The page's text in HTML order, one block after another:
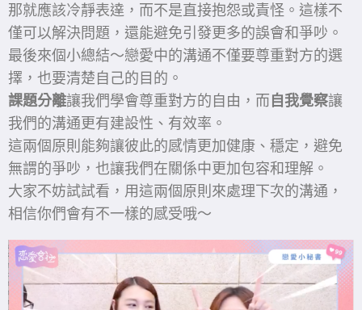
那就應該冷靜表達，而不是直接抱怨或責怪。這樣不
僅可以解決問題，還能避免引發更多的誤會和爭吵。
最後來個小總結～戀愛中的溝通不僅要尊重對方的選
擇，也要清楚自己的目的。
課題分離讓我們學會尊重對方的自由，而自我覺察讓
我們的溝通更有建設性、有效率。
這兩個原則能夠讓彼此的感情更加健康、穩定，避免
無謂的爭吵，也讓我們在關係中更加包容和理解。
大家不妨試試看，用這兩個原則來處理下次的溝通，
相信你們會有不一樣的感受哦～